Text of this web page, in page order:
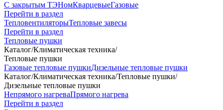
С закрытым ТЭНомКварцевыеГазовые
Перейти в раздел
ТепловентиляторыТепловые завесы
Перейти в раздел
Тепловые пушки
Каталог/Климатическая техника/
Тепловые пушки
Газовые тепловые пушкиДизельные тепловые пушки
Каталог/Климатическая техника/Тепловые пушки/
Дизельные тепловые пушки
Непрямого нагреваПрямого нагрева
Перейти в раздел